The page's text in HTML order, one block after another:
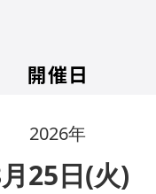
開催日
2026年
25日(火)